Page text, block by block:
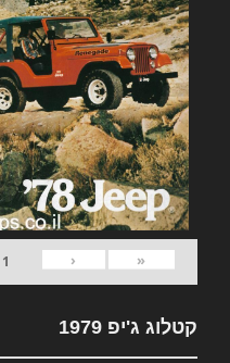
«
‹
1
קטלוג ג'יפ 1979